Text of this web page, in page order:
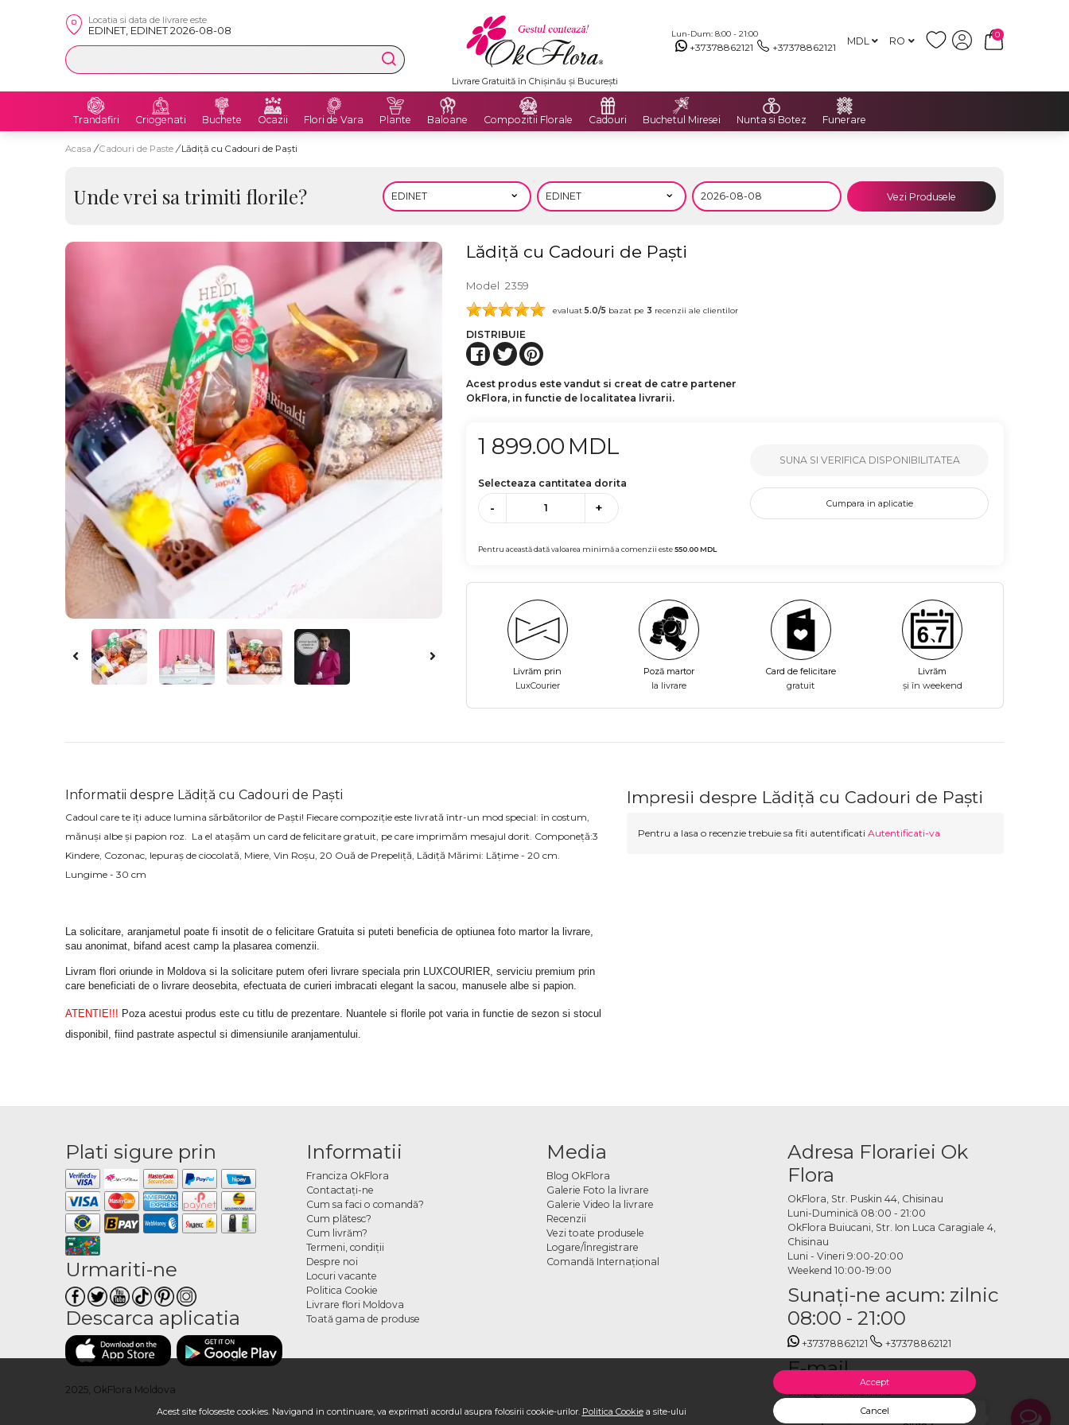
Acest site foloseste cookies. Navigand in continuare, va exprimati acordul asupra folosirii cookie-urilor. Politica Cookiea site-ului
Accept
Cancel
Locatia si data de livrare este
EDINET, EDINET 2026-08-08 Lun-Dum: 8:00 - 21:00
+37378862121 +37378862121 MDL RO
0
Livrare Gratuită în Chișinău și București
Trandafiri Criogenati Buchete Ocazii Flori de Vara Plante Baloane Compozitii Florale Cadouri Buchetul Miresei Nunta si Botez Funerare
Acasa / Cadouri de Paste / Lădiță cu Cadouri de Paști
Unde vrei sa trimiti florile? Vezi Produsele
Lădiță cu Cadouri de Paști
Model 2359
evaluat5.0/5 bazat pe 3 recenzii ale clientilor
DISTRIBUIE
Acest produs este vandut si creat de catre partener
OkFlora, in functie de localitatea livrarii.
1 899.00 MDL
Selecteaza cantitatea dorita
- +
Pentru această dată valoarea minimă a comenzii este550.00MDL
SUNA SI VERIFICA DISPONIBILITATEA
Cumpara in aplicatie
Livrăm prin
LuxCourier
Poză martor
la livrare
Card de felicitare
gratuit
Livrăm
și în weekend
Informatii despre Lădiță cu Cadouri de Paști
Cadoul care te îți aduce lumina sărbătorilor de Paști! Fiecare compoziție este livrată într-un mod special: în costum,
mănuși albe și papion roz. La el atașăm un card de felicitare gratuit, pe care imprimăm mesajul dorit. Componeță:3
Kindere, Cozonac, Iepuraș de ciocolată, Miere, Vin Roșu, 20 Ouă de Prepeliță, Lădiță Mărimi: Lățime - 20 cm.
Lungime - 30 cm
La solicitare, aranjametul poate fi insotit de o felicitare Gratuita si puteti beneficia de optiunea foto martor la livrare,
sau anonimat, bifand acest camp la plasarea comenzii.
Livram flori oriunde in Moldova si la solicitare putem oferi livrare speciala prin LUXCOURIER, serviciu premium prin
care beneficiati de o livrare deosebita, efectuata de curieri imbracati elegant la sacou, manusele albe si papion.
ATENTIE!!! Poza acestui produs este cu titlu de prezentare. Nuantele si florile pot varia in functie de sezon si stocul
disponibil, fiind pastrate aspectul si dimensiunile aranjamentului.
Impresii despre Lădiță cu Cadouri de Paști
Pentru a lasa o recenzie trebuie sa fiti autentificati Autentificati-va
Plati sigure prin
Urmariti-ne
Descarca aplicatia
2025, OkFlora Moldova
Informatii
Franciza OkFlora
Contactaţi-ne
Cum sa faci o comandă?
Cum plătesc?
Cum livrăm?
Termeni, condiţii
Despre noi
Locuri vacante
Politica Cookie
Livrare flori Moldova
Toată gama de produse
Media
Blog OkFlora
Galerie Foto la livrare
Galerie Video la livrare
Recenzii
Vezi toate produsele
Logare/Înregistrare
Comandă Internațional
Adresa Florariei Ok
Flora
OkFlora, Str. Puskin 44, Chisinau
Luni-Duminică 08:00 - 21:00
OkFlora Buiucani, Str. Ion Luca Caragiale 4,
Chisinau
Luni - Vineri 9:00-20:00
Weekend 10:00-19:00
Sunaţi-ne acum: zilnic
08:00 - 21:00
+37378862121 +37378862121
E-mail
office@livrareflori.md
Ne puteți contacta:
Salut, cu ce te putem